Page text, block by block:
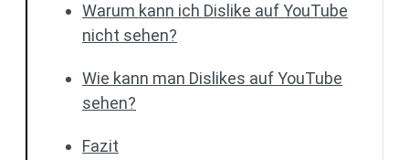
Warum kann ich Dislike auf YouTube
nicht sehen?
Wie kann man Dislikes auf YouTube
sehen?
Fazit